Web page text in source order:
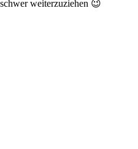
weiterzuziehen 😉